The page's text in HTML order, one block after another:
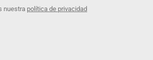
nuestra política de privacidad